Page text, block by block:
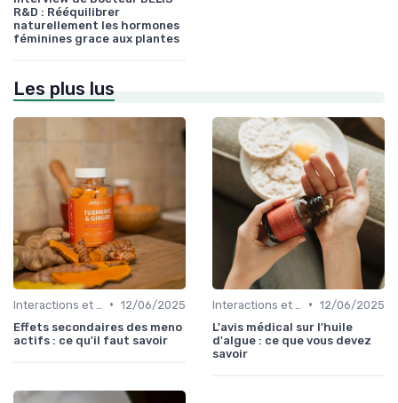
R&D : Rééquilibrer
naturellement les hormones
féminines grace aux plantes
Les plus lus
• 12/06/2025
Effets secondaires des meno
actifs : ce qu'il faut savoir
• 12/06/2025
L'avis médical sur l'huile
d'algue : ce que vous devez
savoir